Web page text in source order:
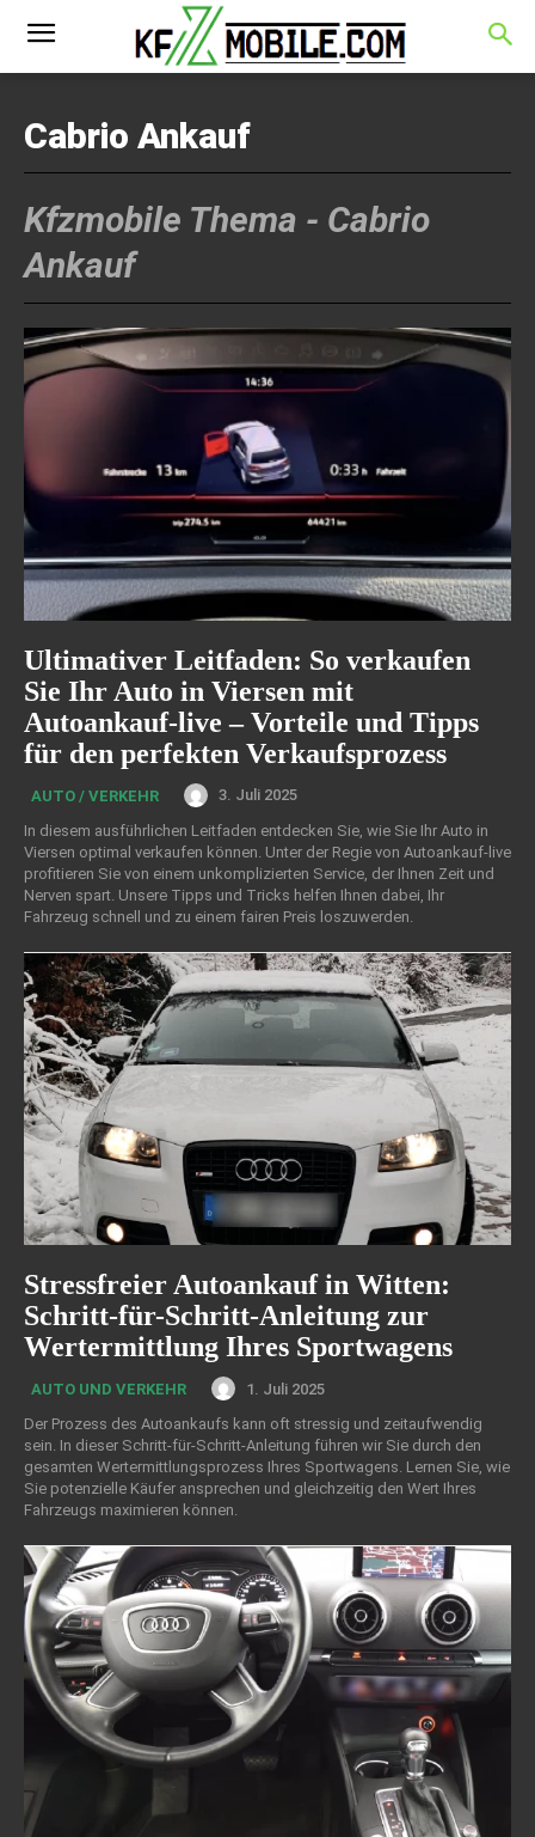
Cabrio Ankauf
Kfzmobile Thema - Cabrio
Ankauf
Ultimativer Leitfaden: So verkaufen
Sie Ihr Auto in Viersen mit
Autoankauf-live – Vorteile und Tipps
für den perfekten Verkaufsprozess
AUTO / VERKEHR
3. Juli 2025
In diesem ausführlichen Leitfaden entdecken Sie, wie Sie Ihr Auto in
Viersen optimal verkaufen können. Unter der Regie von Autoankauf-live
profitieren Sie von einem unkomplizierten Service, der Ihnen Zeit und
Nerven spart. Unsere Tipps und Tricks helfen Ihnen dabei, Ihr
Fahrzeug schnell und zu einem fairen Preis loszuwerden.
Stressfreier Autoankauf in Witten:
Schritt-für-Schritt-Anleitung zur
Wertermittlung Ihres Sportwagens
AUTO UND VERKEHR
1. Juli 2025
Der Prozess des Autoankaufs kann oft stressig und zeitaufwendig
sein. In dieser Schritt-für-Schritt-Anleitung führen wir Sie durch den
gesamten Wertermittlungsprozess Ihres Sportwagens. Lernen Sie, wie
Sie potenzielle Käufer ansprechen und gleichzeitig den Wert Ihres
Fahrzeugs maximieren können.